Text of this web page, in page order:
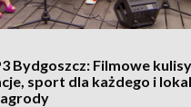
Bydgoszcz: Filmowe
sport dla każdego i